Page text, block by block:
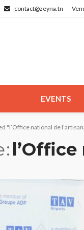
contact@zeyna.tn
EVENTS
"l’Office national de